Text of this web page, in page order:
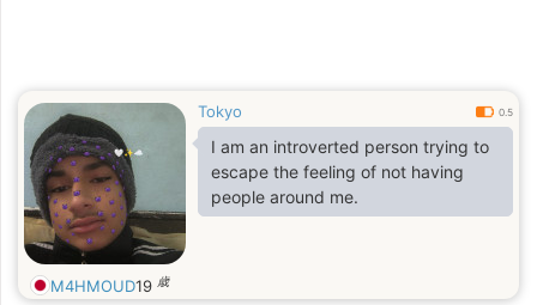
Tokyo 0.5
I am an introverted person trying to
escape the feeling of not having
people around me.
M4HMOUD19 歳